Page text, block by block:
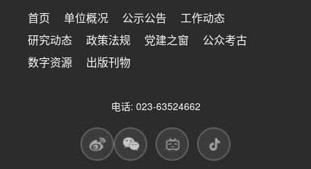
首页 单位概况 公示公告
工作动态
研究动态
政策法规 党建之窗
公众考古
数字资源
出版刊物
电话: 023-63524662